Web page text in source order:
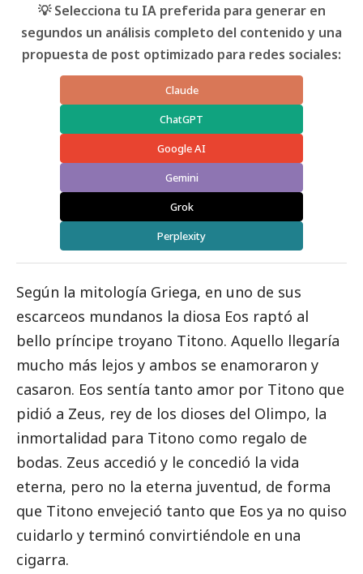
💡 Selecciona tu IA preferida para generar en
segundos un análisis completo del contenido y una
propuesta de post optimizado para redes sociales:
Claude
ChatGPT
Google AI
Gemini
Grok
Perplexity
Según la mitología Griega, en uno de sus
escarceos mundanos la diosa Eos raptó al
bello príncipe troyano Titono. Aquello llegaría
mucho más lejos y ambos se enamoraron y
casaron. Eos sentía tanto amor por Titono que
pidió a Zeus, rey de los dioses del Olimpo, la
inmortalidad para Titono como regalo de
bodas. Zeus accedió y le concedió la vida
eterna, pero no la eterna juventud, de forma
que Titono envejeció tanto que Eos ya no quiso
cuidarlo y terminó convirtiéndole en una
cigarra.